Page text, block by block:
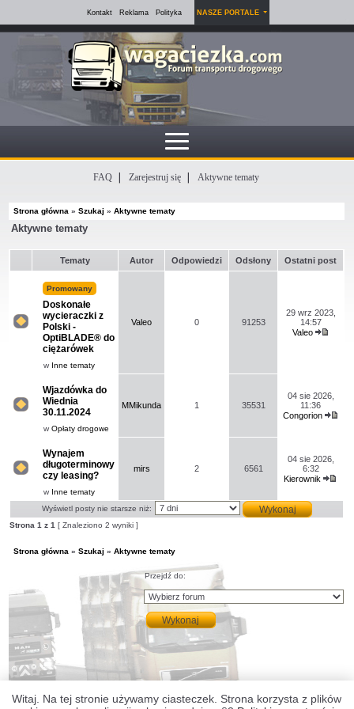
Kontakt Reklama Polityka NASZE PORTALE
FAQ Zarejestruj się Aktywne tematy
Strona główna »Szukaj »Aktywne tematy
Aktywne tematy
Tematy Autor Odpowiedzi Odsłony Ostatni post
forum
nieprzeczytanych
postów.
Promowany
Doskonałe
wycieraczki z
Polski -
OptiBLADE® do
ciężarówek
w Inne tematy
Valeo 0 91253
29 wrz 2023,
14:57
Valeo
forum
nowych
nieprzeczytanych
postów.
Wjazdówka do
Wiednia
30.11.2024
wOpłaty drogowe
MMikunda 1 35531
04 sie 2026,
11:36
Congorion
forum
nowych
nieprzeczytanych
Wynajem
długoterminowy
czy leasing?
w Inne tematy
mirs 2 6561
04 sie 2026,
6:32
Kierownik
Wyświetl posty nie starsze niż:
Strona1 z1 [ Znaleziono 2 wyniki ]
Strona główna »Szukaj »Aktywne tematy
Przejdź do:
Witaj. Na tej stronie używamy ciasteczek. Strona korzysta z plików